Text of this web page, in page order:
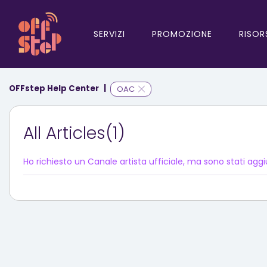
SERVIZI PROMOZIONE
OFFstep Help Center OAC
All Articles(1)
Ho richiesto un Canale artista ufficiale, ma sono stati